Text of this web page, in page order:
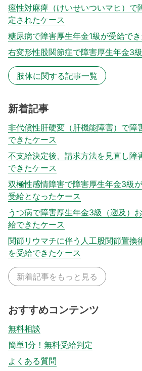
痙性対麻痺（けいせいついマヒ）で
定されたケース
糖尿病で障害厚生年金1級が受給で
右変形性股関節症で障害厚生年金3
肢体に関する記事一覧
新着記事
非代償性肝硬変（肝機能障害）で障
できたケース
不支給決定後、請求方法を見直し障
できたケース
双極性感情障害で障害厚生年金3級
受給となったケース
うつ病で障害厚生年金3級（遡及）
給できたケース
関節リウマチに伴う人工股関節置換
を受給できたケース
新着記事をもっと見る
おすすめコンテンツ
無料相談
簡単1分！無料受給判定
よくある質問